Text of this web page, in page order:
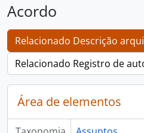
Acordo
Relacionado Descrição
Relacionado Registro de
Área de elementos